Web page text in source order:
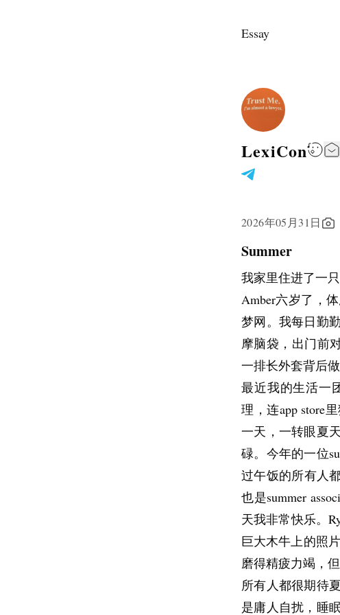
Essay
LexiCon
2026年05月31日
Summer
我家里住进了一只
Amber六岁了，
梦网。我每日勤
摩脑袋，出门前
一排长外套背后
最近我的生活一
理，连app store
一天，一转眼夏
碌。今年的一位
过午饭的所有人
也是summer
天我非常快乐。
巨大木牛上的照
磨得精疲力竭，
所有人都很期待
是庸人自扰，睡